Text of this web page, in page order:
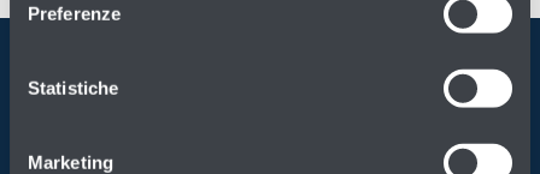
Preferenze
Statistiche
Marketing
Porta BLQ sempre con te